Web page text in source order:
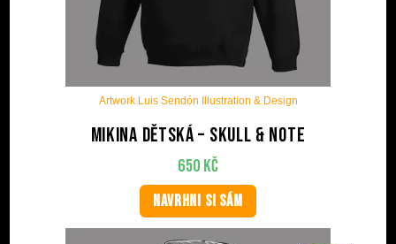
Artwork Luis Sendón Illustration & Design
Mikina dětská – Skull & Note
650 Kč
NAVRHNI SI SÁM